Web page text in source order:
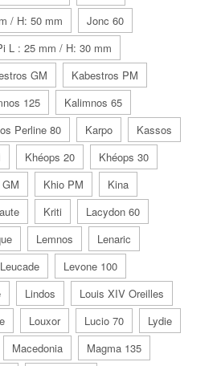
/ H: 50 mm
Jonc 60
L : 25 mm / H: 30 mm
GM
Kabestros PM
125
Kalimnos 65
Perline 80 Karpo
Kassos
Khéops 20
Khéops 30
Khio PM
Kina
Kriti
Lacydon 60
Lemnos
Lenaric
Leucade
Levone 100
Lindos
Louis XIV Oreilles
Louxor Lucio 70
Lydie
Macedonia
Magma 135